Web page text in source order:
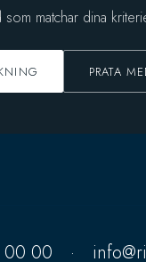
matchar dina
PRATA
00 00 ·